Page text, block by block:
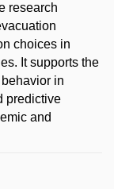
research
choices in
It supports the
in
predictive
and